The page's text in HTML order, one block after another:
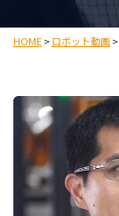
HOME>ロボット動画>